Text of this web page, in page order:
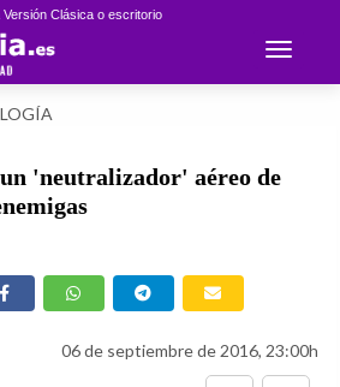
Versión Clásica o escritorio
Toggle
'neutralizador' aéreo de
06 de septiembre de 2016, 23:00h